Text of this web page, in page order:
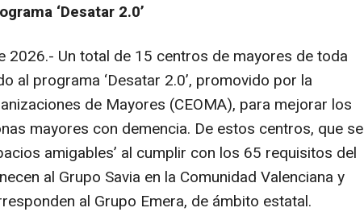
‘Desatar 2.0’
2026.- Un total de 15 centros de mayores de toda
al programa ‘Desatar 2.0’, promovido por la
de Mayores (CEOMA), para mejorar los
mayores con demencia. De estos centros, que se
amigables’ al cumplir con los 65 requisitos del
al Grupo Savia en la Comunidad Valenciana y
al Grupo Emera, de ámbito estatal.